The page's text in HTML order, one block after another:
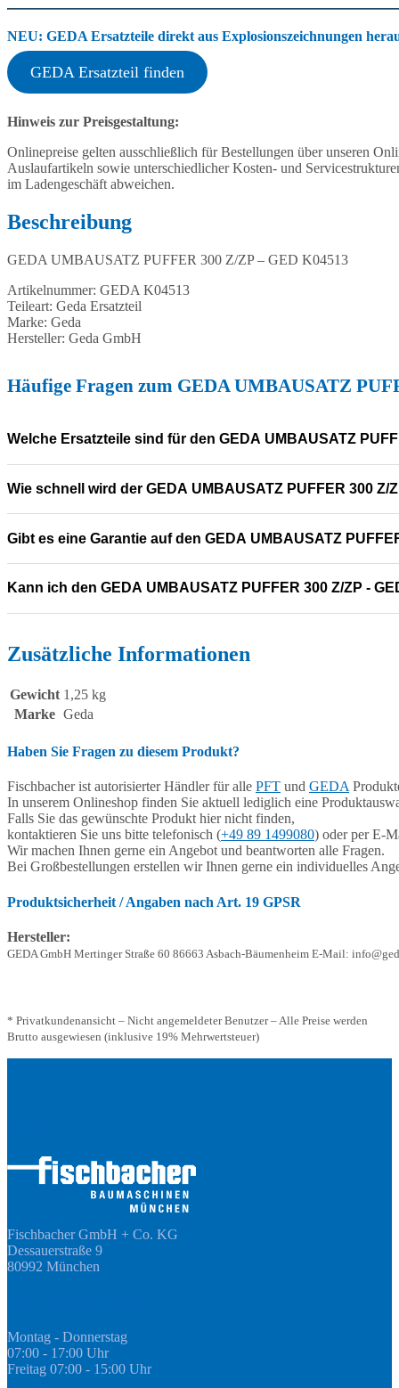
NEU: GEDA Ersatzteile direkt aus Explosionszeichnungen
GEDA Ersatzteil finden
Hinweis zur Preisgestaltung:
Onlinepreise gelten ausschließlich für Bestellungen über unseren
Auslaufartikeln sowie unterschiedlicher Kosten- und
im Ladengeschäft abweichen.
Beschreibung
GEDA UMBAUSATZ PUFFER 300 Z/ZP – GED K04513
Artikelnummer: GEDA K04513
Teileart: Geda Ersatzteil
Marke: Geda
Hersteller: Geda GmbH
Häufige Fragen zum GEDA UMBAUSATZ
Welche Ersatzteile sind für den GEDA UMBAUSATZ
Wie schnell wird der GEDA UMBAUSATZ PUFFER 300 Z/
Gibt es eine Garantie auf den GEDA UMBAUSATZ
Kann ich den GEDA UMBAUSATZ PUFFER 300 Z/ZP -
Zusätzliche Informationen
Gewicht 1,25 kg
Marke Geda
Haben Sie Fragen zu diesem Produkt?
Fischbacher ist autorisierter Händler für alle PFT und GEDA
In unserem Onlineshop finden Sie aktuell lediglich eine
Falls Sie das gewünschte Produkt hier nicht finden,
kontaktieren Sie uns bitte telefonisch (+49 89 1499080) oder per E-
Wir machen Ihnen gerne ein Angebot und beantworten alle Fragen.
Bei Großbestellungen erstellen wir Ihnen gerne ein individuelles
Produktsicherheit / Angaben nach Art. 19 GPSR
Hersteller:
GEDA GmbH Mertinger Straße 60 86663 Asbach-Bäumenheim E-Mail:
* Privatkundenansicht – Nicht angemeldeter Benutzer – Alle Preise werden
Brutto ausgewiesen (inklusive 19% Mehrwertsteuer)
Fischbacher GmbH + Co. KG
Dessauerstraße 9
80992 München
Montag - Donnerstag
07:00 - 17:00 Uhr
Freitag 07:00 - 15:00 Uhr